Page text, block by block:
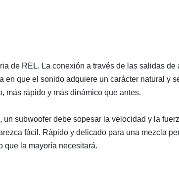
de REL. La conexión a través de las salidas de
que el sonido adquiere un carácter natural y
más rápido y más dinámico que antes.
subwoofer debe sopesar la velocidad y la
fácil. Rápido y delicado para una mezcla
que la mayoría necesitará.